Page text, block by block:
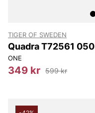
TIGER OF SWEDEN
Quadra T72561 050
ONE
349 kr 599 kr